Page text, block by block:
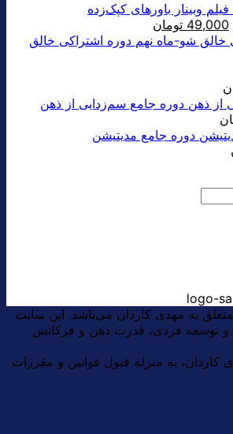
فیلم وبینار باورهای کپک‌زده
قیمت
اصلی:
49,000 تومان
فعلی:دوره اشتراکی خالق
دوره جامع سم‌زدایی از ذهن
دوره جامع مدیتیشن
به مهدی کاردان می‌باشد. این سایت
و توسعه فردی، قدرت ذهن و فرکانس
به منزله قبول قوانین و مقررات